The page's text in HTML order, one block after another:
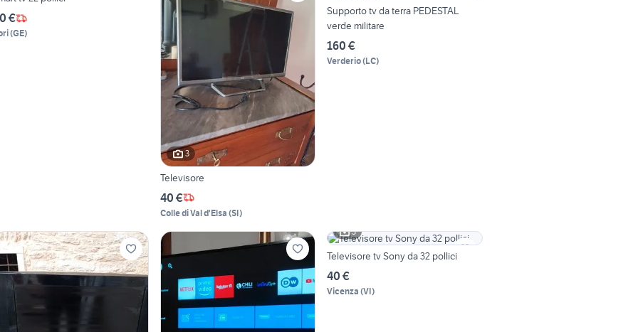
€
(GE)
3
Televisore
40 €
Colle di Val d'Elsa (SI)
Supporto tv da terra PEDESTAL
verde militare
160 €
Verderio(LC)
3
Televisore tv Sony da 32 pollici
40 €
Vicenza (VI)